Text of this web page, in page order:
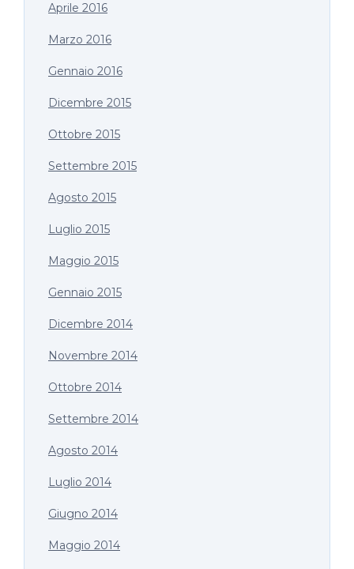
Aprile 2016
Marzo 2016
Gennaio 2016
Dicembre 2015
Ottobre 2015
Settembre 2015
Agosto 2015
Luglio 2015
Maggio 2015
Gennaio 2015
Dicembre 2014
Novembre 2014
Ottobre 2014
Settembre 2014
Agosto 2014
Luglio 2014
Giugno 2014
Maggio 2014